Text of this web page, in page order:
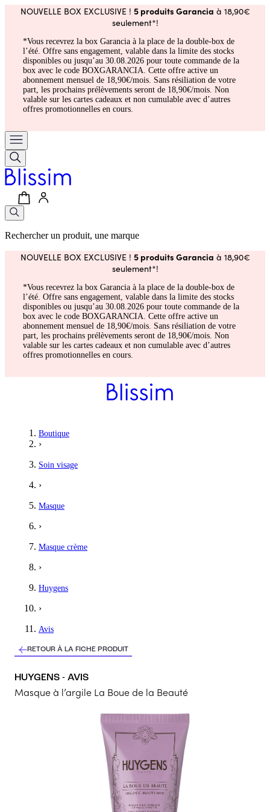
NOUVELLE BOX EXCLUSIVE ! 5 produits Garancia à 18,90€
seulement*!
*Vous recevrez la box Garancia à la place de la double-box de
l’été. Offre sans engagement, valable dans la limite des stocks
disponibles ou jusqu’au 30.08.2026 pour toute commande de la
box avec le code BOXGARANCIA. Cette offre active un
abonnement mensuel de 18,90€/mois. Sans résiliation de votre
part, les prochains prélèvements seront de 18,90€/mois. Non
valable sur les cartes cadeaux et non cumulable avec d’autres
offres promotionnelles en cours.
Rechercher un produit, une marque
NOUVELLE BOX EXCLUSIVE ! 5 produits Garancia à 18,90€
seulement*!
*Vous recevrez la box Garancia à la place de la double-box de
l’été. Offre sans engagement, valable dans la limite des stocks
disponibles ou jusqu’au 30.08.2026 pour toute commande de la
box avec le code BOXGARANCIA. Cette offre active un
abonnement mensuel de 18,90€/mois. Sans résiliation de votre
part, les prochains prélèvements seront de 18,90€/mois. Non
valable sur les cartes cadeaux et non cumulable avec d’autres
offres promotionnelles en cours.
Nolwenn
5/5
Marie
Parfait peau purifiée
laisse la peau douce et purifie, odeur agréable.
Masque déjà utilisé plusieurs fois et toujours aussi satisfaite
Je l’avais eu en échantillon et je continue de l’utiliser.
Boutique
›
Soin visage
›
Masque
›
Masque crème
›
Huygens
›
Avis
RETOUR À LA FICHE PRODUIT
HUYGENS - AVIS
Masque à l’argile La Boue de la Beauté